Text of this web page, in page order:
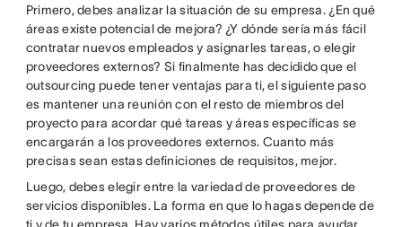
Primero, debes analizar la situación de su empresa. ¿En qué
áreas existe potencial de mejora? ¿Y dónde sería más fácil
contratar nuevos empleados y asignarles tareas, o elegir
proveedores externos? Si finalmente has decidido que el
outsourcing puede tener ventajas para ti, el siguiente paso
es mantener una reunión con el resto de miembros del
proyecto para acordar qué tareas y áreas específicas se
encargarán a los proveedores externos. Cuanto más
precisas sean estas definiciones de requisitos, mejor.
Luego, debes elegir entre la variedad de proveedores de
servicios disponibles. La forma en que lo hagas depende de